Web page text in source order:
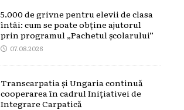
5.000 de grivne pentru elevii de clasa
întâi: cum se poate obține ajutorul
prin programul „Pachetul școlarului”
07.08.2026
Transcarpatia și Ungaria continuă
cooperarea în cadrul Inițiativei de
Integrare Carpatică